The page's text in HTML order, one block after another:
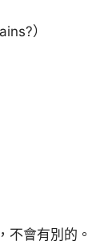
）
不會有別的。